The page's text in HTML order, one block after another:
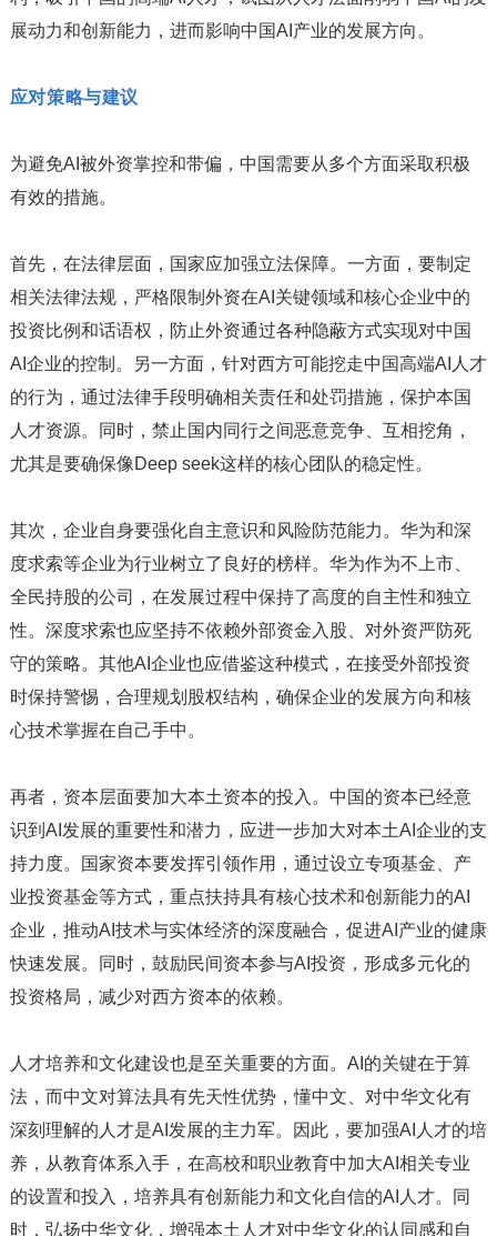
展动力和创新能力，进而影响中国AI产业的发展方向。
应对策略与建议
为避免AI被外资掌控和带偏，中国需要从多个方面采取积极
有效的措施。
首先，在法律层面，国家应加强立法保障。一方面，要制定
相关法律法规，严格限制外资在AI关键领域和核心企业中的
投资比例和话语权，防止外资通过各种隐蔽方式实现对中国
AI企业的控制。另一方面，针对西方可能挖走中国高端AI人才
的行为，通过法律手段明确相关责任和处罚措施，保护本国
人才资源。同时，禁止国内同行之间恶意竞争、互相挖角，
尤其是要确保像Deep seek这样的核心团队的稳定性。
其次，企业自身要强化自主意识和风险防范能力。华为和深
度求索等企业为行业树立了良好的榜样。华为作为不上市、
全民持股的公司，在发展过程中保持了高度的自主性和独立
性。深度求索也应坚持不依赖外部资金入股、对外资严防死
守的策略。其他AI企业也应借鉴这种模式，在接受外部投资
时保持警惕，合理规划股权结构，确保企业的发展方向和核
心技术掌握在自己手中。
再者，资本层面要加大本土资本的投入。中国的资本已经意
识到AI发展的重要性和潜力，应进一步加大对本土AI企业的支
持力度。国家资本要发挥引领作用，通过设立专项基金、产
业投资基金等方式，重点扶持具有核心技术和创新能力的AI
企业，推动AI技术与实体经济的深度融合，促进AI产业的健康
快速发展。同时，鼓励民间资本参与AI投资，形成多元化的
投资格局，减少对西方资本的依赖。
人才培养和文化建设也是至关重要的方面。AI的关键在于算
法，而中文对算法具有先天性优势，懂中文、对中华文化有
深刻理解的人才是AI发展的主力军。因此，要加强AI人才的培
养，从教育体系入手，在高校和职业教育中加大AI相关专业
的设置和投入，培养具有创新能力和文化自信的AI人才。同
时，弘扬中华文化，增强本土人才对中华文化的认同感和自